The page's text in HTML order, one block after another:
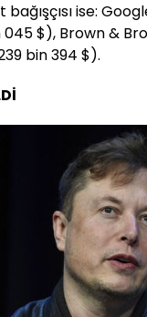
ise:
$), Brown &
bin 394 $).